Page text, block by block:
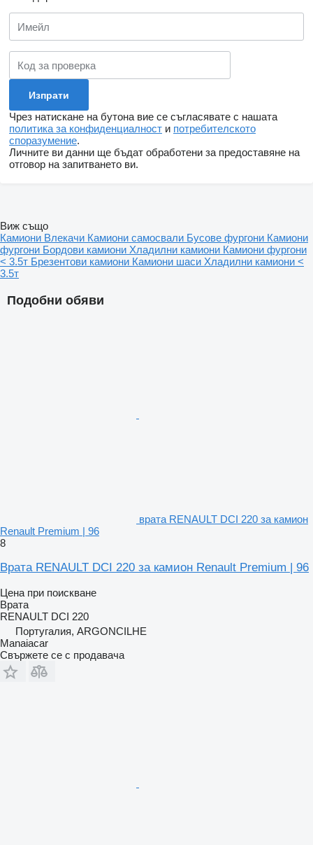
Чрез натискане на бутона вие се съгласявате с нашата
политика за конфиденциалност и потребителското
споразумение.
Личните ви данни ще бъдат обработени за предоставяне на
отговор на запитването ви.
Подобни обяви
врата RENAULT DCI 220 за камион
Renault Premium | 96
8
Врата RENAULT DCI 220 за камион Renault Premium | 96
Цена при поискване
Врата
RENAULT DCI 220
Португалия, ARGONCILHE
Manaiacar
Свържете се с продавача
Виж също
Камиони Влекачи Камиони самосвали Бусове фургони Камиони
фургони Бордови камиони Хладилни камиони Камиони фургони
< 3.5т Брезентови камиони Камиони шаси Хладилни камиони <
3.5т